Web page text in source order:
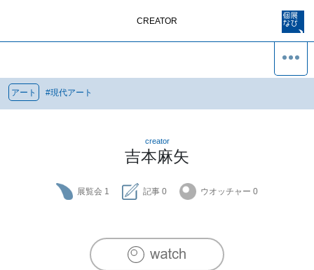
CREATOR
アート #現代アート
creator
吉本麻矢
展覧会 1 記事 0 ウオッチャー 0